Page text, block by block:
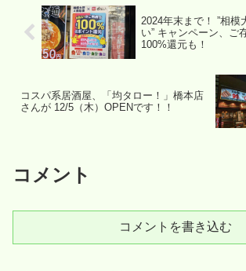
2024年末まで！ ”相模
い” キャンペーン、ご
100%還元も！
コスパ系居酒屋、「均タロー！」橋本店
さんが 12/5（木）OPENです！！
コメント
コメントを書き込む